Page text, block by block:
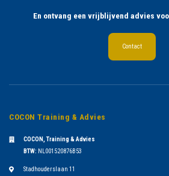
En ontvang een vrijblijvend advies
Contact
COCON Training & Advies
COCON, Training & Advies
BTW: NL001520876B53
Stadhouderslaan 11